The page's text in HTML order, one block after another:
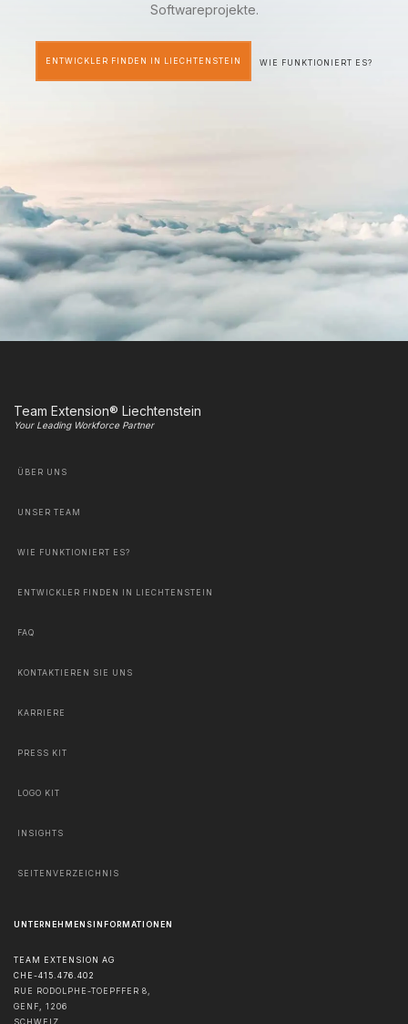
Softwareprojekte.
ENTWICKLER FINDEN IN LIECHTENSTEIN WIE FUNKTIONIERT ES?
Team Extension® Liechtenstein
Your Leading Workforce Partner
ÜBER UNS
UNSER TEAM
WIE FUNKTIONIERT ES?
ENTWICKLER FINDEN IN LIECHTENSTEIN
FAQ
KONTAKTIEREN SIE UNS
KARRIERE
PRESS KIT
LOGO KIT
INSIGHTS
SEITENVERZEICHNIS
UNTERNEHMENSINFORMATIONEN
TEAM EXTENSION AG
CHE-415.476.402
RUE RODOLPHE-TOEPFFER 8,
GENF, 1206